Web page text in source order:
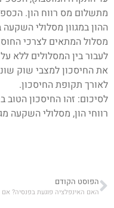
מתשלום מס רווח הון.
ההון במגוון מסלולי
מסלול המתאים לצרכי
לעבור בין המסלולים ללא
את החיסכון למצבי שוק
לאורך תקופת החיסכון.
לסיכום: זהו החיסכון
רווחי הון, מסלולי השקעה
הפוסט הקודם